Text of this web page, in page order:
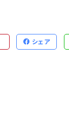
シェア